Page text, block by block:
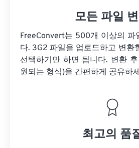
모든 파일
FreeConvert는 500개 이상의 파
다. 3G2 파일을 업로드하고 변환
선택하기만 하면 됩니다. 변환
원되는 형식)을 간편하게 공유하
최고의 품